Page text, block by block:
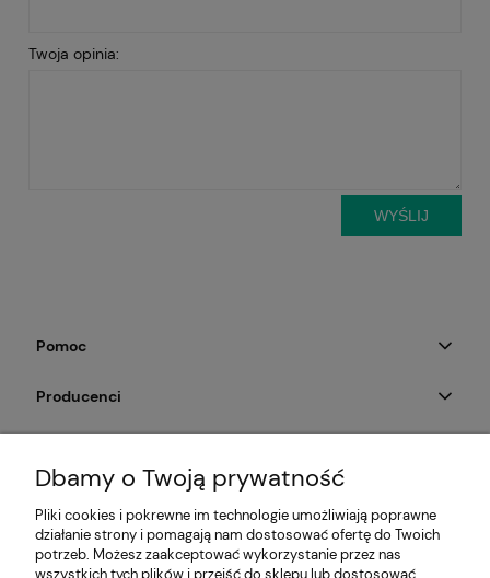
Twoja opinia:
WYŚLIJ
Pomoc
Producenci
Na skróty
Informacje
Dbamy o Twoją prywatność
Pliki cookies i pokrewne im technologie umożliwiają poprawne
działanie strony i pomagają nam dostosować ofertę do Twoich
potrzeb. Możesz zaakceptować wykorzystanie przez nas
wszystkich tych plików i przejść do sklepu lub dostosować